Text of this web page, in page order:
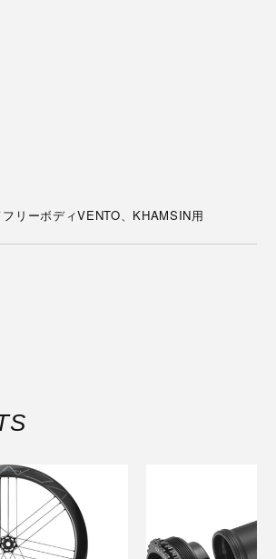
リーボディVENTO、KHAMSIN用